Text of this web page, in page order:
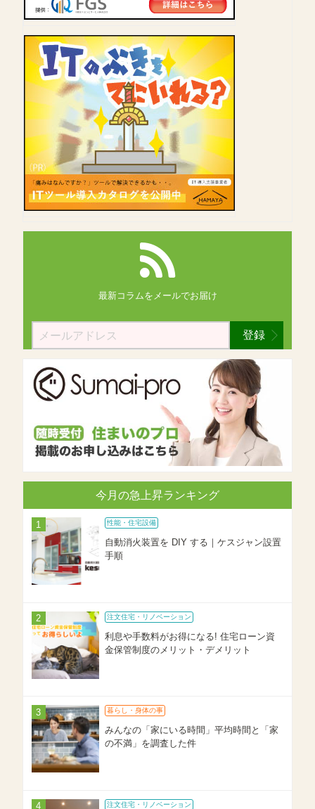
最新コラムを メールでお届け
登録
今月の急上昇ランキング
性能・住宅設備
自動消火装置を DIY する｜ケスジャン設置
手順
注文住宅・リノベーション
利息や手数料がお得になる! 住宅ローン資
金保管制度のメリット・デメリット
暮らし・身体の事
みんなの「家にいる時間」平均時間と「家
の不満」を調査した件
注文住宅・リノベーション